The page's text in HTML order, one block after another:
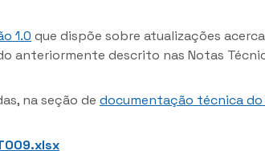
1.0 que dispõe sobre atualizações
anteriormente descrito nas Notas
na seção de documentação técnica do